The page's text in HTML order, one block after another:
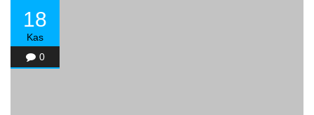
18
Kas
0